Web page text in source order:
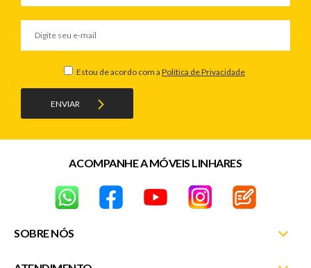
ENVIAR
Estou de acordo com a Política de Privacidade
SOBRE NÓS
ACOMPANHE A MÓVEIS LINHARES